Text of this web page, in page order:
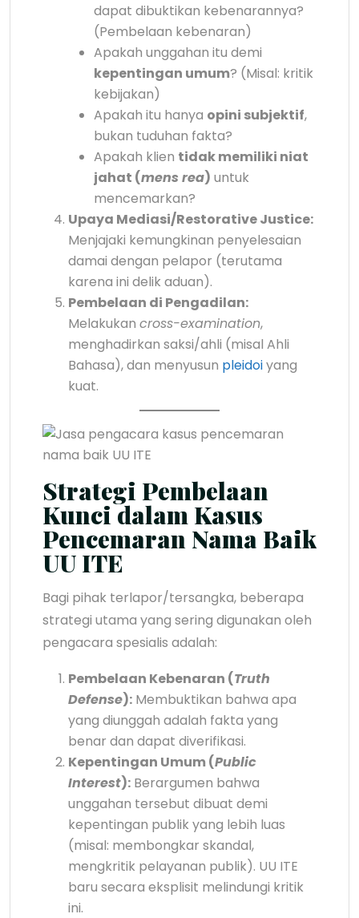
dapat dibuktikan kebenarannya?
(Pembelaan kebenaran)
Apakah unggahan itu demi
kepentingan umum? (Misal: kritik
kebijakan)
Apakah itu hanya opini subjektif,
bukan tuduhan fakta?
Apakah klien tidak memiliki niat
jahat (mens rea) untuk
mencemarkan?
Upaya Mediasi/Restorative Justice:
Menjajaki kemungkinan penyelesaian
damai dengan pelapor (terutama
karena ini delik aduan).
Pembelaan di Pengadilan:
Melakukan cross-examination,
menghadirkan saksi/ahli (misal Ahli
Bahasa), dan menyusun pleidoiyang
kuat.
Strategi Pembelaan
Kunci dalam Kasus
Pencemaran Nama Baik
UU ITE
Bagi pihak terlapor/tersangka, beberapa
strategi utama yang sering digunakan oleh
pengacara spesialis adalah:
Pembelaan Kebenaran (Truth
Defense): Membuktikan bahwa apa
yang diunggah adalah fakta yang
benar dan dapat diverifikasi.
Kepentingan Umum (Public
Interest): Berargumen bahwa
unggahan tersebut dibuat demi
kepentingan publik yang lebih luas
(misal: membongkar skandal,
mengkritik pelayanan publik). UU ITE
baru secara eksplisit melindungi kritik
ini.